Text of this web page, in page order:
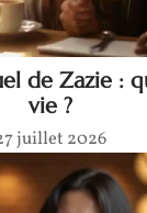
de Zazie :
vie ?
juillet 2026